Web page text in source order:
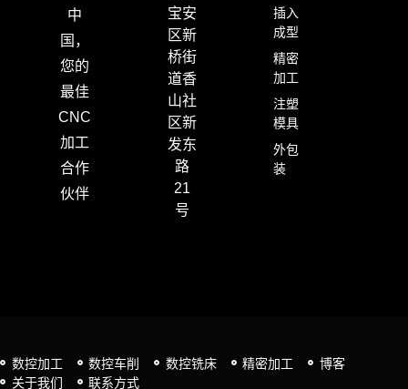
中
国，
您的
最佳
CNC
加工
合作
伙伴
宝安
区新
桥街
道香
山社
区新
发东
路
21
号
插入
成型
精密
加工
注塑
模具
外包
装
数控加工 数控车削 数控铣床 精密加工
博客
关于我们
联系方式